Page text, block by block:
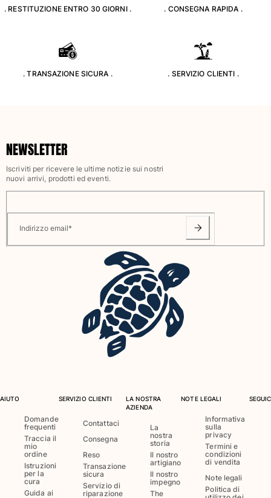
. RESTITUZIONE ENTRO 30 GIORNI . . CONSEGNA RAPIDA .
. TRANSAZIONE SICURA . . SERVIZIO CLIENTI .
NEWSLETTER
Iscriviti per ricevere le ultime notizie sui nostri
nuovi arrivi, prodotti ed eventi.
Indirizzo email*
AIUTO
Domande
frequenti
Traccia il
mio
ordine
Istruzioni
per la
cura
Guida ai
SERVIZIO CLIENTI
Contattaci
Consegna
Reso
Transazione
sicura
Servizio di
riparazione
LA NOSTRA
AZIENDA
La
nostra
storia
Il nostro
artigiano
Il nostro
impegno
The
NOTE LEGALI
Informativa
sulla
privacy
Termini e
condizioni
di vendita
Note legali
Politica di